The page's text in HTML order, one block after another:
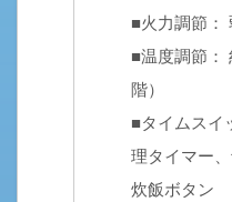
■火力調節：
■温度調節
階）
■タイムスイ
理タイマー
炊飯ボタン